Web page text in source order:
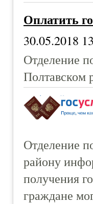
Оплатить
30.05.2018
Отделение
Полтавском
Отделение
району
получения
граждане